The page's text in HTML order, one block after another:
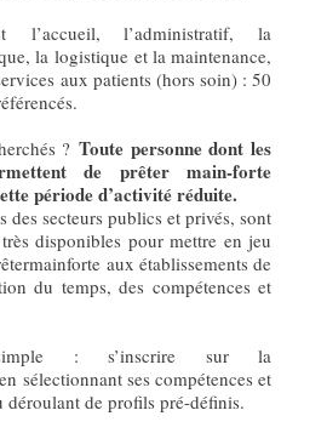
l’accueil, l’administratif, la
la logistique et la maintenance,
aux patients (hors soin) : 50
? Toute personne dont les
de prêter main-forte
période d’activité réduite.
des secteurs publics et privés, sont
disponibles pour mettre en jeu
aux établissements de
du temps, des compétences et
: s’inscrire sur la
sélectionnant ses compétences et
de profils pré-définis.